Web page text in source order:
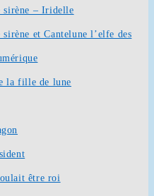
sirène – Iridelle
et Cantelune l’elfe des
la fille de lune
être roi